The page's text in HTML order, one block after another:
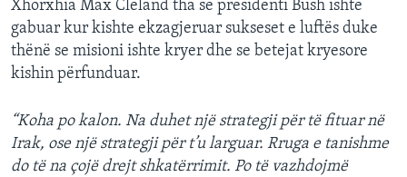
Xhorxhia Max Cleland tha se presidenti Bush ishte
gabuar kur kishte ekzagjeruar sukseset e luftës duke
thënë se misioni ishte kryer dhe se betejat kryesore
kishin përfunduar.
“Koha po kalon. Na duhet një strategji për të fituar në
Irak, ose një strategji për t’u larguar. Rruga e tanishme
do të na çojë drejt shkatërrimit. Po të vazhdojmë